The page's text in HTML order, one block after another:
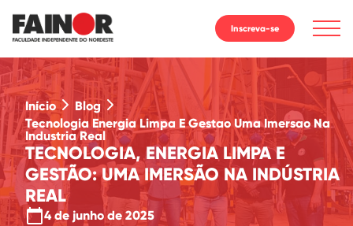
Inscreva-se
Início
Blog
Tecnologia Energia Limpa E Gestao Uma Imersao Na
Industria Real
TECNOLOGIA, ENERGIA LIMPA E
GESTÃO: UMA IMERSÃO NA INDÚSTRIA
REAL
calendar_today4 de junho de 2025